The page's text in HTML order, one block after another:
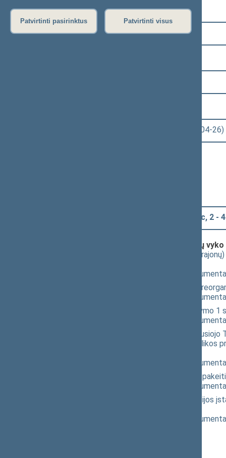
Patvirtinti pasirinktus Patvirtinti visus
Pasirinkite kadenciją:
2008–2012 metų kadencija
Seimo rytinis posėdis Nr. 316 (2011-04-26)
Klausimų grupė: 2 - 4a, 2 - 4b, 2 - 4c, 2 -
Klausimai (svarstyti kartu), dėl kurių
Seimo NUTARIMO "Dėl miestų
susiję
Miestų (rajonų) apylinkių teismų
susiję
Apylinkių teismų įsteigimo įstatymo 1
susiję
Įstatymo "Dėl Lietuvos
nustatymo bei Lietuvos Respublikos
susiję
Teismų įstatymo 126 straipsnio
susiję
Nacionalinės teismų administracijos
susiję